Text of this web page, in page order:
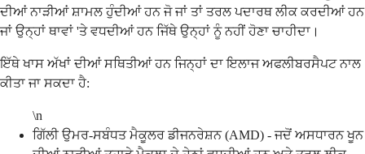
ਦੀਆਂ ਨਾੜੀਆਂ ਸ਼ਾਮਲ ਹੁੰਦੀਆਂ ਹਨ ਜੋ ਜਾਂ ਤਾਂ ਤਰਲ ਪਦਾਰਥ ਲੀਕ ਕਰਦੀਆਂ ਹਨ
ਜਾਂ ਉਨ੍ਹਾਂ ਥਾਵਾਂ 'ਤੇ ਵਧਦੀਆਂ ਹਨ ਜਿੱਥੇ ਉਨ੍ਹਾਂ ਨੂੰ ਨਹੀਂ ਹੋਣਾ ਚਾਹੀਦਾ।
ਇੱਥੇ ਖਾਸ ਅੱਖਾਂ ਦੀਆਂ ਸਥਿਤੀਆਂ ਹਨ ਜਿਨ੍ਹਾਂ ਦਾ ਇਲਾਜ ਅਫਲੀਬਰਸੈਪਟ ਨਾਲ
ਕੀਤਾ ਜਾ ਸਕਦਾ ਹੈ:
\n
ਗਿੱਲੀ ਉਮਰ-ਸਬੰਧਤ ਮੈਕੂਲਰ ਡੀਜਨਰੇਸ਼ਨ (AMD) - ਜਦੋਂ ਅਸਧਾਰਨ ਖੂਨ